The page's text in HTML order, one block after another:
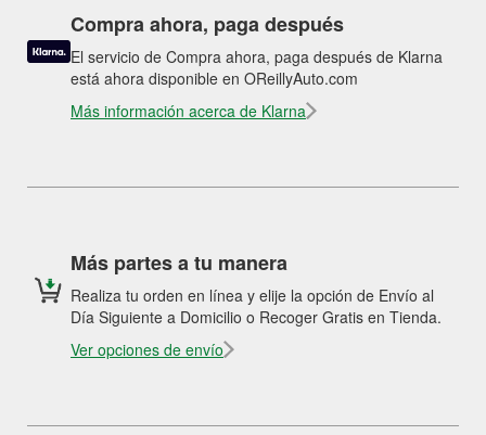
Compra ahora, paga después
El servicio de Compra ahora, paga después de Klarna
está ahora disponible en OReillyAuto.com
Más información acerca de Klarna
Más partes a tu manera
Realiza tu orden en línea y elije la opción de Envío al
Día Siguiente a Domicilio o Recoger Gratis en Tienda.
Ver opciones de envío